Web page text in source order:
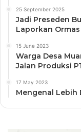
25 September 2025
Jadi Preseden
Laporkan
15 June 2023
Warga Desa
Jalan Produksi
17 May 2023
Mengenal Lebih